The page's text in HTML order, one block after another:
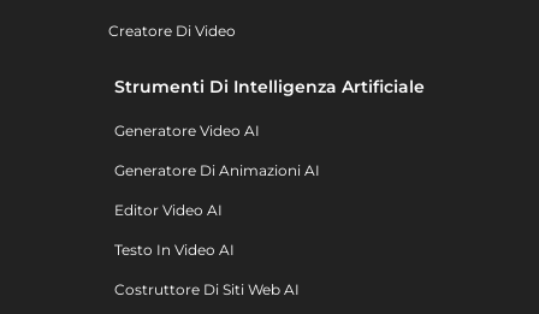
Creatore Di Video
Strumenti Di Intelligenza Artificiale
Generatore Video AI
Generatore Di Animazioni AI
Editor Video AI
Testo In Video AI
Costruttore Di Siti Web AI